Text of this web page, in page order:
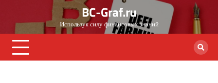
content
BC-Graf.ru
Используя силу финансовых знаний